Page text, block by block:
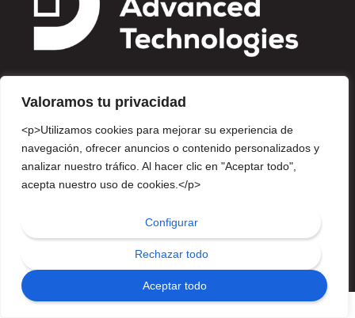
Valoramos tu privacidad
<p>Utilizamos cookies para mejorar su experiencia de
navegación, ofrecer anuncios o contenido personalizados y
analizar nuestro tráfico. Al hacer clic en "Aceptar todo",
acepta nuestro uso de cookies.</p>
Configurar
Rechazar todo
Aceptar todo
Av. Insurgentes Sur 810, Piso 10, Col. Del Valle Centro, Del.
Benito Juárez, Ciudad de México. CP 03100
info-dominionat@dominion.mx
AVISO DE
| TÉRMINOS Y CONDICIONES